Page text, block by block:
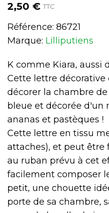
2,50 € TTC
Référence: 86721
Marque: Lilliputiens
K comme Kiara, aussi
Cette lettre décorative
décorer la chambre
bleue et décorée d'un
ananas et pastèques !
Cette lettre en tissu
attaches), et peut
au ruban prévu à cet
facilement composer
petit, une chouette
porte de sa chambre,